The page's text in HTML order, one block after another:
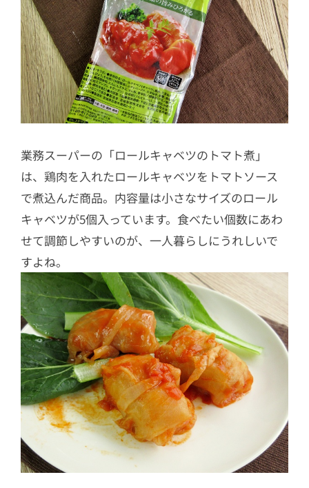
業務スーパーの「ロールキャベツのトマト煮」
は、鶏肉を入れたロールキャベツをトマトソース
で煮込んだ商品。内容量は小さなサイズのロール
キャベツが5個入っています。食べたい個数にあわ
せて調節しやすいのが、一人暮らしにうれしいで
すよね。